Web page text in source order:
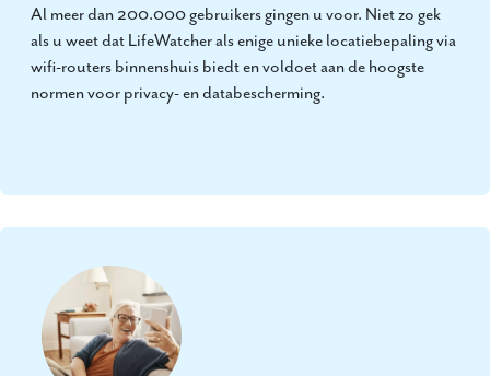
Al meer dan 200.000 gebruikers gingen u voor. Niet zo gek
als u weet dat LifeWatcher als enige unieke locatiebepaling via
wifi-routers binnenshuis biedt en voldoet aan de hoogste
normen voor privacy- en databescherming.